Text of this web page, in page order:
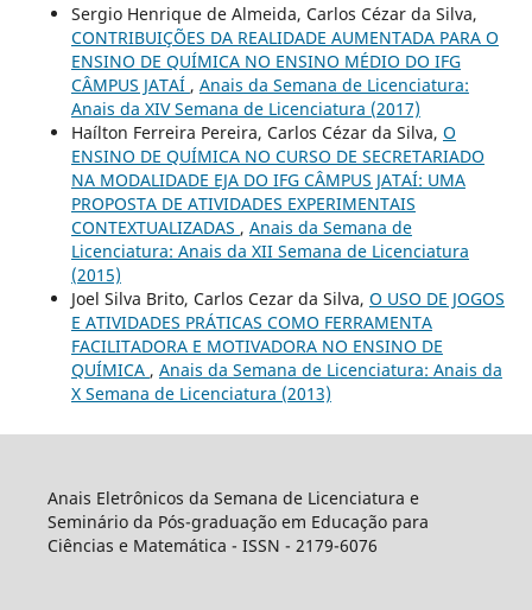
Sergio Henrique de Almeida, Carlos Cézar da Silva,
CONTRIBUIÇÕES DA REALIDADE AUMENTADA PARA O
ENSINO DE QUÍMICA NO ENSINO MÉDIO DO IFG
CÂMPUS JATAÍ , Anais da Semana de Licenciatura:
Anais da XIV Semana de Licenciatura (2017)
Haílton Ferreira Pereira, Carlos Cézar da Silva, O
ENSINO DE QUÍMICA NO CURSO DE SECRETARIADO
NA MODALIDADE EJA DO IFG CÂMPUS JATAÍ: UMA
PROPOSTA DE ATIVIDADES EXPERIMENTAIS
CONTEXTUALIZADAS , Anais da Semana de
Licenciatura: Anais da XII Semana de Licenciatura
(2015)
Joel Silva Brito, Carlos Cezar da Silva, O USO DE JOGOS
E ATIVIDADES PRÁTICAS COMO FERRAMENTA
FACILITADORA E MOTIVADORA NO ENSINO DE
QUÍMICA , Anais da Semana de Licenciatura: Anais da
X Semana de Licenciatura (2013)
Anais Eletrônicos da Semana de Licenciatura e
Seminário da Pós-graduação em Educação para
Ciências e Matemática - ISSN - 2179-6076